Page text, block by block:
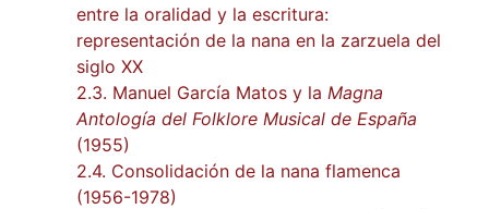
entre la oralidad y la escritura:
representación de la nana en la zarzuela del
siglo XX
2.3. Manuel García Matos y la Magna
Antología del Folklore Musical de España
(1955)
2.4. Consolidación de la nana flamenca
(1956-1978)